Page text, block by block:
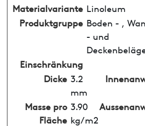
Materialvariante Linoleum
Produktgruppe Boden - ,
- und
Einschränkung
Dicke 3.2
mm
Masse pro
Fläche
3.90
kg/m2